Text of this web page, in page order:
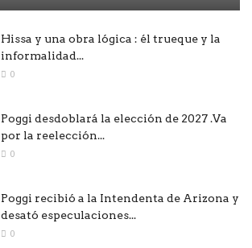
Hissa y una obra lógica : él trueque y la
informalidad...
0
Poggi desdoblará la elección de 2027 .Va
por la reelección...
0
Poggi recibió a la Intendenta de Arizona y
desató especulaciones...
0